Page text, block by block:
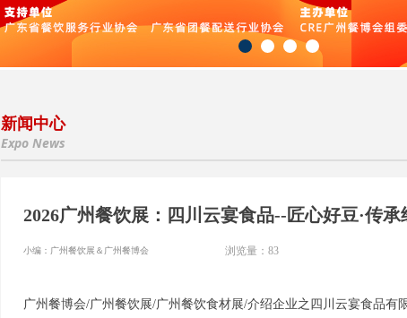
新闻中心
Expo News
2026广州餐饮展：四川云宴食品--匠心好豆·传承
小编：广州餐饮展＆广州餐博会 浏览量： 83
广州餐博会/广州餐饮展/广州餐饮食材展/介绍企业之四川云宴食品